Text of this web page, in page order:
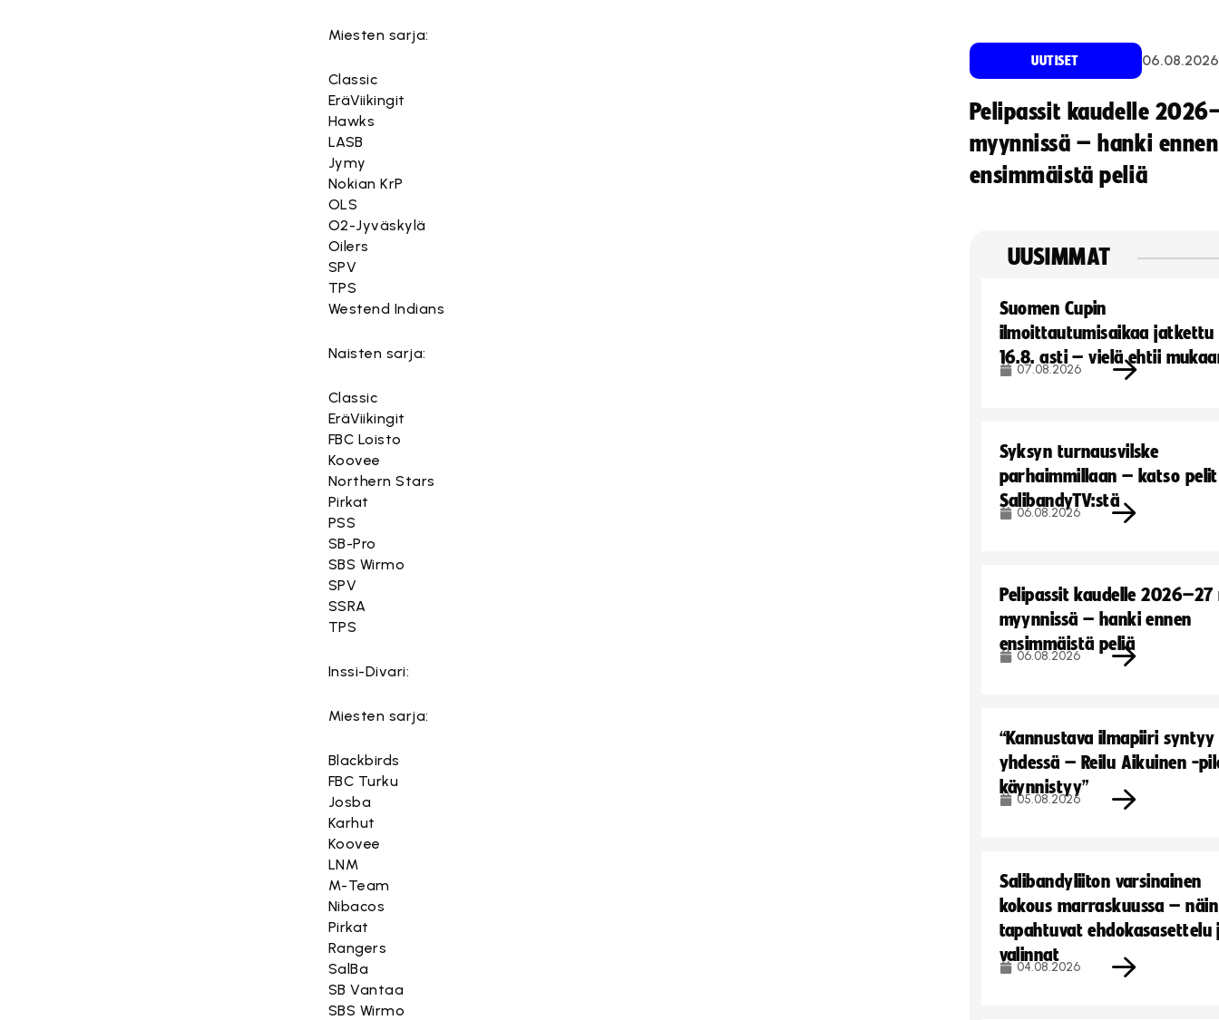
Miesten sarja:
Classic
EräViikingit
Hawks
LASB
Jymy
Nokian KrP
OLS
O2-Jyväskylä
Oilers
SPV
TPS
Westend Indians
Naisten sarja:
Classic
EräViikingit
FBC Loisto
Koovee
Northern Stars
Pirkat
PSS
SB-Pro
SBS Wirmo
SPV
SSRA
TPS
Inssi-Divari:
Miesten sarja:
Blackbirds
FBC Turku
Josba
Karhut
Koovee
LNM
M-Team
Nibacos
Pirkat
Rangers
SalBa
SB Vantaa
SBS Wirmo
UUTISET 06.08.2026
Pelipassit kaudelle
myynnissä – hanki ennen
ensimmäistä peliä
UUSIMMAT
Suomen Cupin
ilmoittautumisaikaa jatkettu
16.8. asti – vielä ehtii
07.08.2026
Syksyn turnausvilske
parhaimmillaan – katso pelit
SalibandyTV:stä
06.08.2026
Pelipassit kaudelle
myynnissä – hanki ennen
ensimmäistä peliä
06.08.2026
“Kannustava ilmapiiri syntyy
yhdessä – Reilu Aikuinen -
käynnistyy”
05.08.2026
Salibandyliiton varsinainen
kokous marraskuussa – näin
tapahtuvat ehdokasasettelu
valinnat
04.08.2026